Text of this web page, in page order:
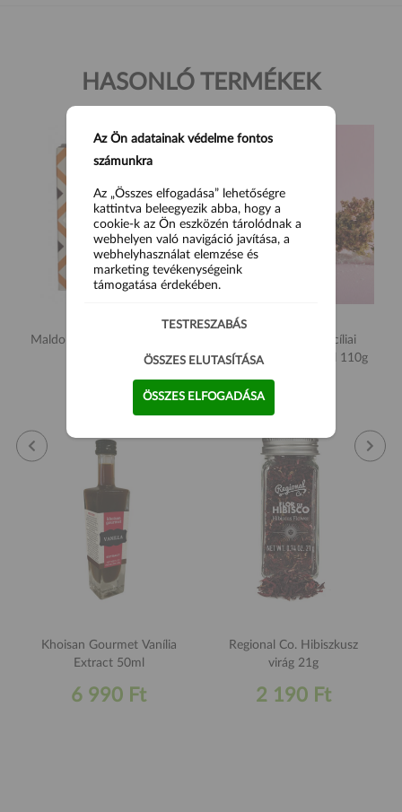
HASONLÓ TERMÉKEK
Maldon Füstölt sóvirág 125g
2 990 Ft
Khoisan Gourmet Vanília
Extract 50ml
6 990 Ft
Siciliatentazioni Szicíliai
tengeri só oregánóval 110g
2 990 Ft
Regional Co. Hibiszkusz
virág 21g
2 190 Ft
Az Ön adatainak védelme fontos
számunkra
Az „Összes elfogadása” lehetőségre
kattintva beleegyezik abba, hogy a
cookie-k az Ön eszközén tárolódnak a
webhelyen való navigáció javítása, a
webhelyhasználat elemzése és
marketing tevékenységeink
támogatása érdekében.
TESTRESZABÁS
ÖSSZES ELUTASÍTÁSA
ÖSSZES ELFOGADÁSA